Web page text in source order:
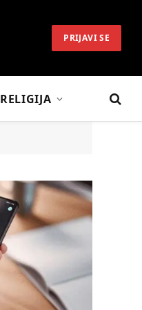
PRIJAVI SE
RELIGIJA